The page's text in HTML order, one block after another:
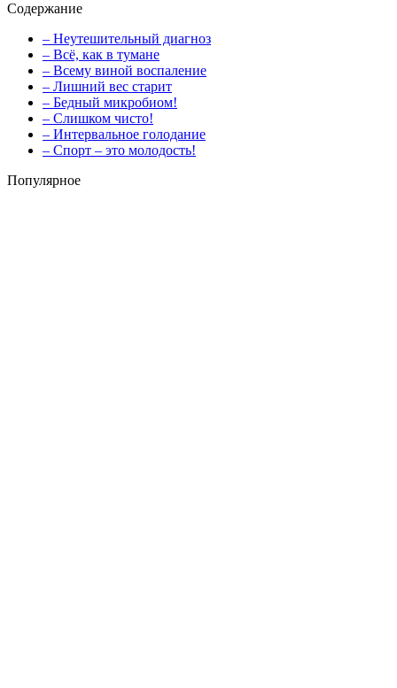
Содержание
– Неутешительный диагноз
– Всё, как в тумане
– Всему виной воспаление
– Лишний вес старит
– Бедный микробиом!
– Слишком чисто!
– Интервальное голодание
– Спорт – это молодость!
Популярное